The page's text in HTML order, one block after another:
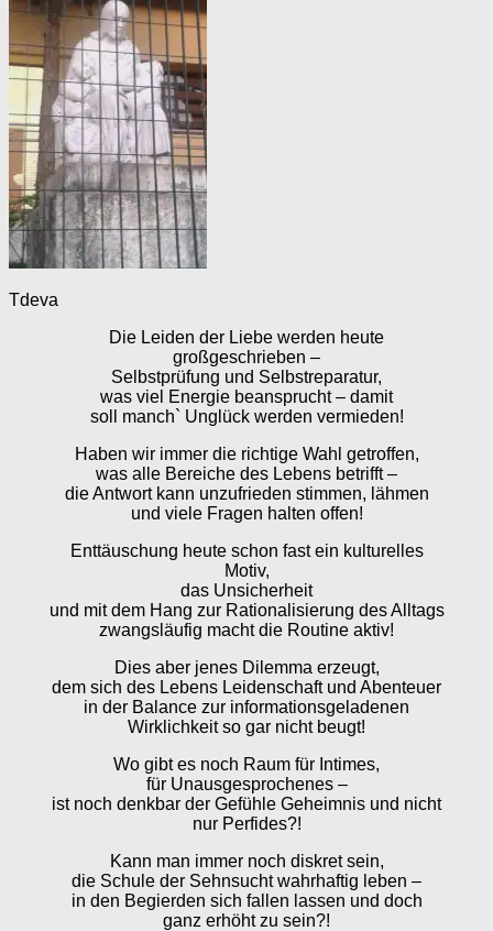
Tdeva
Die Leiden der Liebe werden heute
großgeschrieben –
Selbstprüfung und Selbstreparatur,
was viel Energie beansprucht – damit
soll manch` Unglück werden vermieden!
Haben wir immer die richtige Wahl getroffen,
was alle Bereiche des Lebens betrifft –
die Antwort kann unzufrieden stimmen, lähmen
und viele Fragen halten offen!
Enttäuschung heute schon fast ein kulturelles
Motiv,
das Unsicherheit
und mit dem Hang zur Rationalisierung des Alltags
zwangsläufig macht die Routine aktiv!
Dies aber jenes Dilemma erzeugt,
dem sich des Lebens Leidenschaft und Abenteuer
in der Balance zur informationsgeladenen
Wirklichkeit so gar nicht beugt!
Wo gibt es noch Raum für Intimes,
für Unausgesprochenes –
ist noch denkbar der Gefühle Geheimnis und nicht
nur Perfides?!
Kann man immer noch diskret sein,
die Schule der Sehnsucht wahrhaftig leben –
in den Begierden sich fallen lassen und doch
ganz erhöht zu sein?!